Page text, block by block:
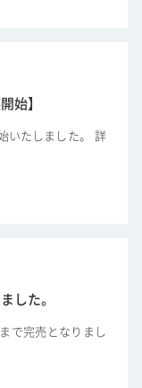
始】
いたしました。 詳
した。
で完売となりまし